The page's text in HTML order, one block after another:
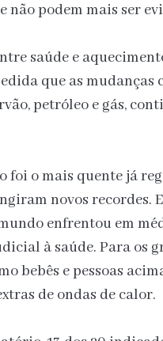
não podem mais ser
saúde e
que as
petróleo e gás,
foi o mais quente já
novos recordes.
enfrentou em
à saúde. Para os
bebês e pessoas
de ondas de calor.